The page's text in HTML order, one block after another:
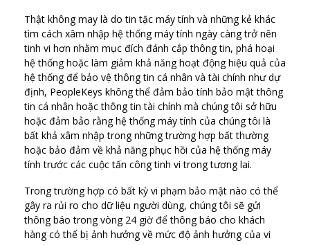
Thật không may là do tin tặc máy tính và những kẻ khác
tìm cách xâm nhập hệ thống máy tính ngày càng trở nên
tinh vi hơn nhằm mục đích đánh cắp thông tin, phá hoại
hệ thống hoặc làm giảm khả năng hoạt động hiệu quả của
hệ thống để bảo vệ thông tin cá nhân và tài chính như dự
định, PeopleKeys không thể đảm bảo tính bảo mật thông
tin cá nhân hoặc thông tin tài chính mà chúng tôi sở hữu
hoặc đảm bảo rằng hệ thống máy tính của chúng tôi là
bất khả xâm nhập trong những trường hợp bất thường
hoặc bảo đảm về khả năng phục hồi của hệ thống máy
tính trước các cuộc tấn công tinh vi trong tương lai.
Trong trường hợp có bất kỳ vi phạm bảo mật nào có thể
gây ra rủi ro cho dữ liệu người dùng, chúng tôi sẽ gửi
thông báo trong vòng 24 giờ để thông báo cho khách
hàng có thể bị ảnh hưởng về mức độ ảnh hưởng của vi